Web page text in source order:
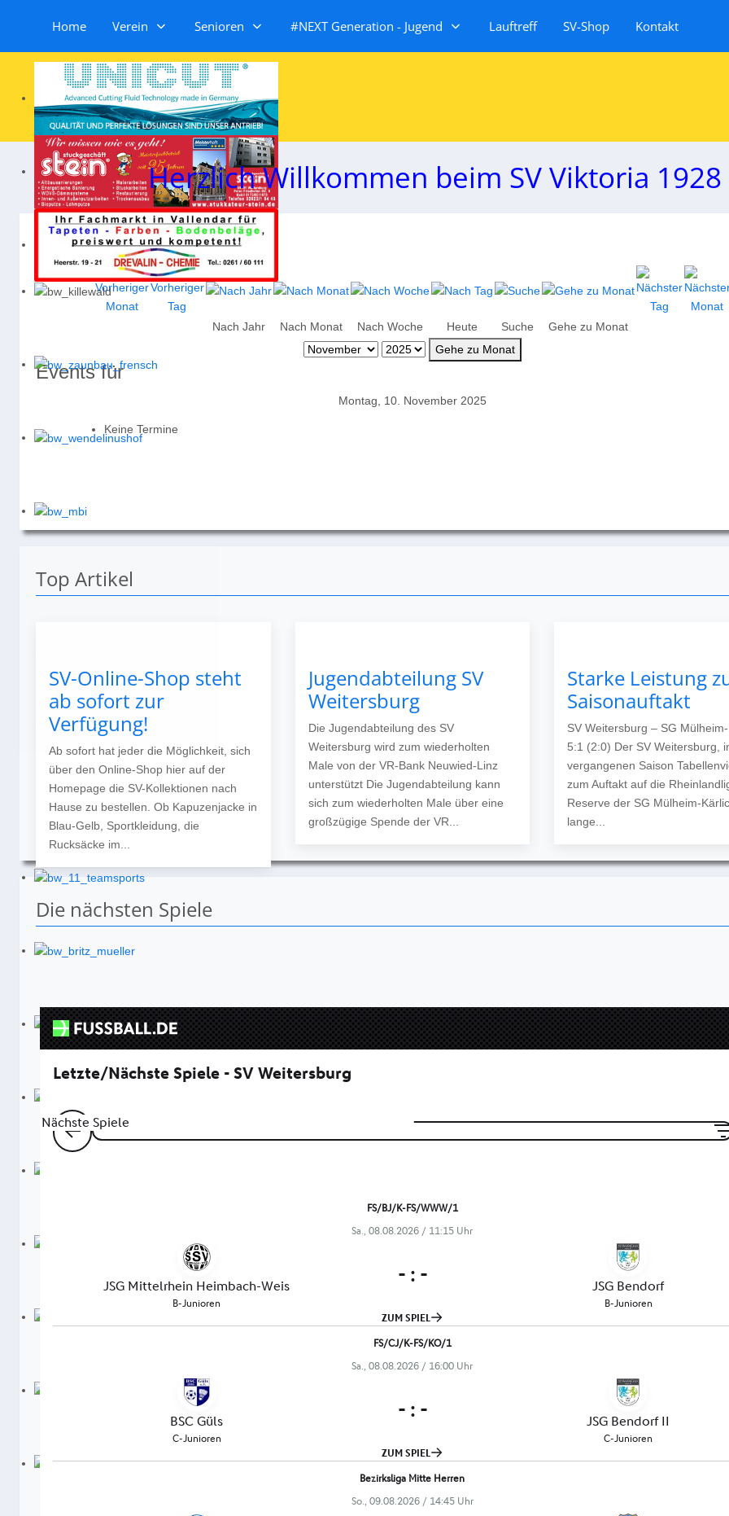
Home Verein Senioren #NEXT Generation - Jugend Lauftreff SV-Shop Kontakt
Herzlich Willkommen beim SV Viktoria
Nach Jahr Nach Monat Nach Woche Heute Suche
Gehe zu Monat
Gehe zu Monat
Events für
Montag, 10. November 2025
Keine Termine
Top Artikel
SV-Online-Shop steht
ab sofort zur
Verfügung!
Ab sofort hat jeder die Möglichkeit, sich
über den Online-Shop hier auf der
Homepage die SV-Kollektionen nach
Hause zu bestellen. Ob Kapuzenjacke in
Blau-Gelb, Sportkleidung, die
Rucksäcke im...
Jugendabteilung SV
Weitersburg
Die Jugendabteilung des SV
Weitersburg wird zum wiederholten
Male von der VR-Bank Neuwied-Linz
unterstützt Die Jugendabteilung kann
sich zum wiederholten Male über eine
großzügige Spende der VR...
Starke Leistung
Saisonauftakt
SV Weitersburg – SG
5:1 (2:0) Der SV Weitersburg,
vergangenen Saison
zum Auftakt auf die
Reserve der SG Mülheim-
lange...
Die nächsten Spiele